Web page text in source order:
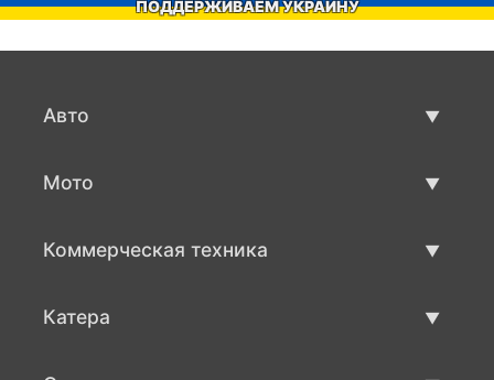
ПОДДЕРЖИВАЕМ УКРАИНУ
Авто
Мото
Коммерческая техника
Катера